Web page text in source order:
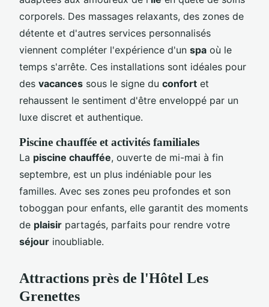
corporels. Des massages relaxants, des zones de
détente et d'autres services personnalisés
viennent compléter l'expérience d'un spa où le
temps s'arrête. Ces installations sont idéales pour
des vacances sous le signe du confort et
rehaussent le sentiment d'être enveloppé par un
luxe discret et authentique.
Piscine chauffée et activités familiales
La piscine chauffée, ouverte de mi-mai à fin
septembre, est un plus indéniable pour les
familles. Avec ses zones peu profondes et son
toboggan pour enfants, elle garantit des moments
de plaisir partagés, parfaits pour rendre votre
séjour inoubliable.
Attractions près de l'Hôtel Les
Grenettes